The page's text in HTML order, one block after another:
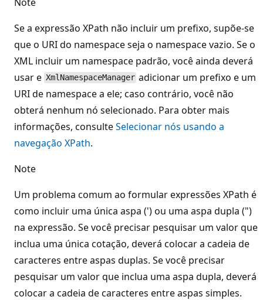
Se a expressão XPath não incluir um prefixo, supõe-se
que o URI do namespace seja o namespace vazio. Se o
XML incluir um namespace padrão, você ainda deverá
usar e XmlNamespaceManager adicionar um prefixo e um
URI de namespace a ele; caso contrário, você não
obterá nenhum nó selecionado. Para obter mais
informações, consulteSelecionar nós usando a
navegação XPath.
Note
Um problema comum ao formular expressões XPath é
como incluir uma única aspa (') ou uma aspa dupla (")
na expressão. Se você precisar pesquisar um valor que
inclua uma única cotação, deverá colocar a cadeia de
caracteres entre aspas duplas. Se você precisar
pesquisar um valor que inclua uma aspa dupla, deverá
colocar a cadeia de caracteres entre aspas simples.